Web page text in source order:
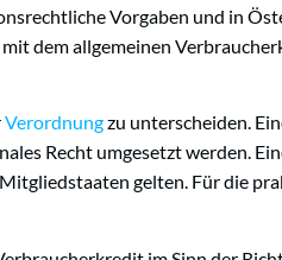
Vorgaben und in
dem allgemeinen
Verordnungzu unterscheiden.
Recht umgesetzt werden.
gelten. Für die